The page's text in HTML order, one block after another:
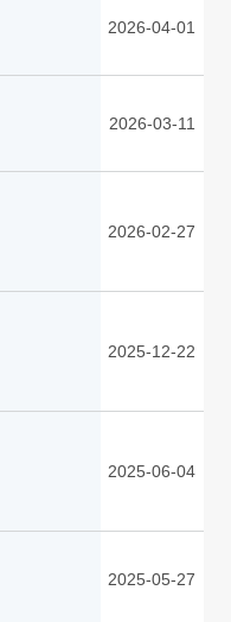
2026-04-01
2026-03-11
2026-02-27
2025-12-22
2025-06-04
2025-05-27